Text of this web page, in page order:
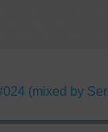
(mixed by